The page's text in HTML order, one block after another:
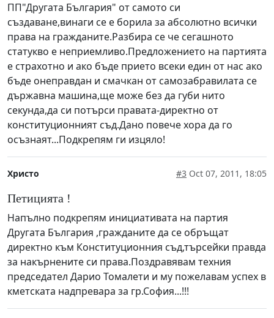
ПП"Другата България" от самото си
създаване,винаги се е борила за абсолютно всички
права на гражданите.Разбира се че сегашното
статукво е неприемливо.Предложението на партията
е страхотно и ако бъде прието всеки един от нас ако
бъде онеправдан и смачкан от самозабравилата се
държавна машина,ще може без да губи нито
секунда,да си потърси правата-директно от
конституционният съд.Дано повече хора да го
осъзнаят...Подкрепям ги изцяло!
Христо #3 Oct 07, 2011, 18:05
Петицията !
Напълно подкрепям инициативата на партия
Другата България ,гражданите да се обръщат
директно към Конституционния съд,търсейки правда
за накърнените си права.Поздравявам техния
председател Дарио Томалети и му пожелавам успех в
кметската надпревара за гр.София...!!!